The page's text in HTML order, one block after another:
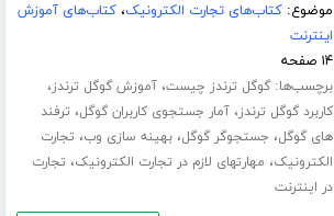
موضوع:کتاب‌های تجارت الکترونیک،کتاب‌های آموزش
اینترنت
۱۴ صفحه
برچسب‌ها:گوگل ترندز چیست،آموزش گوگل ترندز،
کاربرد گوگل ترندز،آمار جستجوی کاربران گوگل، ترفند
های گوگل، جستجوگر گوگل،بهینه سازی وب، تجارت
الکترونیک، مهارتهای لازم در تجارت الکترونیک، تجارت
در اینترنت